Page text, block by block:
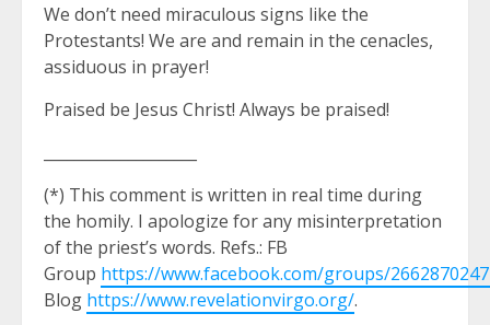
We don’t need miraculous signs like the
Protestants! We are and remain in the cenacles,
assiduous in prayer!
Praised be Jesus Christ! Always be praised!
(*) This comment is written in real time during
the homily. I apologize for any misinterpretation
of the priest’s words. Refs.: FB
Group https://www.facebook.com/groups/
Blog https://www.revelationvirgo.org/.